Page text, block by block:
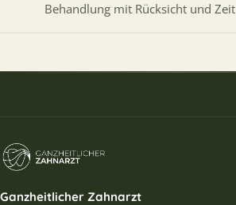
Behandlung mit Rücksicht und Zeit
Ganzheitlicher Zahnarzt